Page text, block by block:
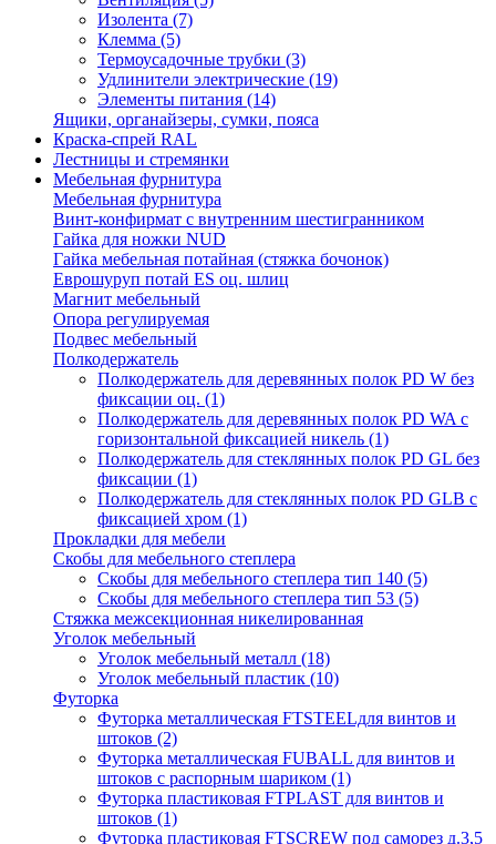
Изолента (7)
Клемма (5)
Термоусадочные трубки (3)
Удлинители электрические (19)
Элементы питания (14)
Ящики, органайзеры, сумки, пояса
Краска-спрей RAL
Лестницы и стремянки
Мебельная фурнитура
Мебельная фурнитура
Винт-конфирмат с внутренним шестигранником
Гайка для ножки NUD
Гайка мебельная потайная (стяжка бочонок)
Еврошуруп потай ES оц. шлиц
Магнит мебельный
Опора регулируемая
Подвес мебельный
Полкодержатель
Полкодержатель для деревянных полок PD W без
фиксации оц. (1)
Полкодержатель для деревянных полок PD WA с
горизонтальной фиксацией никель (1)
Полкодержатель для стеклянных полок PD GL без
фиксации (1)
Полкодержатель для стеклянных полок PD GLВ с
фиксацией хром (1)
Прокладки для мебели
Скобы для мебельного степлера
Скобы для мебельного степлера тип 140 (5)
Скобы для мебельного степлера тип 53 (5)
Стяжка межсекционная никелированная
Уголок мебельный
Уголок мебельный металл (18)
Уголок мебельный пластик (10)
Футорка
Футорка металлическая FTSTEELдля винтов и
штоков (2)
Футорка металлическая FUBALL для винтов и
штоков с распорным шариком (1)
Футорка пластиковая FTPLAST для винтов и
штоков (1)
Футорка пластиковая FTSCREW под саморез д.3,5